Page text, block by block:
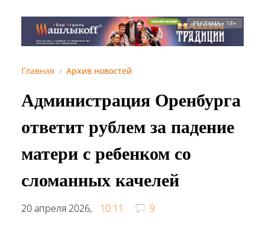
РЕКЛАМА • 18+
Главная Архив новостей
Администрация Оренбурга
ответит рублем за падение
матери с ребенком со
сломанных качелей
20 апреля 2026, 10:11
9